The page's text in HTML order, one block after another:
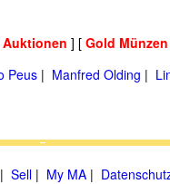
Auktionen ] [ Gold
Peus | Manfred Olding |
| Sell | My MA |